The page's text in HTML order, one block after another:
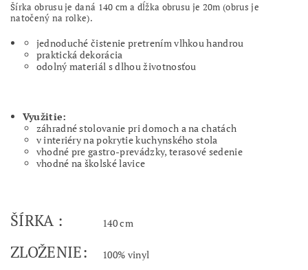
Šírka obrusu je daná 140 cm a dĺžka obrusu je 20m (obrus je
natočený na rolke).
jednoduché čistenie pretrením vlhkou handrou
praktická dekorácia
odolný materiál s dlhou životnosťou
Využitie:
záhradné stolovanie pri domoch a na chatách
v interiéry na pokrytie kuchynského stola
vhodné pre gastro-prevádzky, terasové sedenie
vhodné na školské lavice
ŠÍRKA : 140 cm
ZLOŽENIE: 100% vinyl